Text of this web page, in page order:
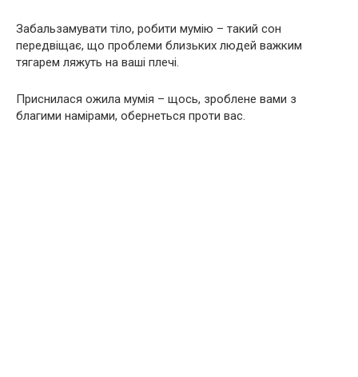
Забальзамувати тіло, робити мумію – такий сон
передвіщає, що проблеми близьких людей важким
тягарем ляжуть на ваші плечі.
Приснилася ожила мумія – щось, зроблене вами з
благими намірами, обернеться проти вас.